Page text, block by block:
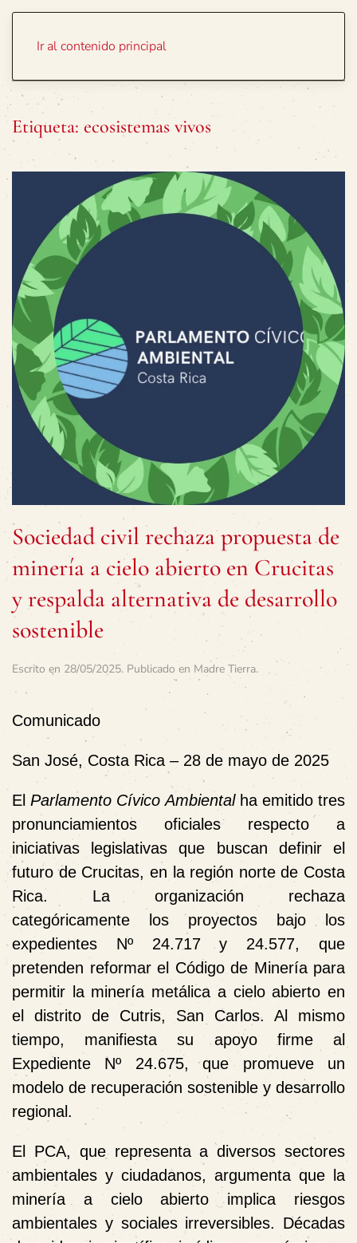
Ir al contenido principal
Etiqueta: ecosistemas vivos
Sociedad civil rechaza propuesta de
minería a cielo abierto en Crucitas
y respalda alternativa de desarrollo
sostenible
Escrito en 28/05/2025. Publicado en Madre Tierra.
Comunicado
San José, Costa Rica – 28 de mayo de 2025
ElParlamento Cívico Ambientalha emitido tres
pronunciamientos oficiales respecto a
iniciativas legislativas que buscan definir el
futuro de Crucitas, en la región norte de Costa
Rica. La organización rechaza
categóricamente los proyectos bajo los
expedientes Nº 24.717 y 24.577, que
pretenden reformar el Código de Minería para
permitir la minería metálica a cielo abierto en
el distrito de Cutris, San Carlos. Al mismo
tiempo, manifiesta su apoyo firme al
Expediente Nº 24.675, que promueve un
modelo de recuperación sostenible y desarrollo
regional.
El PCA, que representa a diversos sectores
ambientales y ciudadanos, argumenta que la
minería a cielo abierto implica riesgos
ambientales y sociales irreversibles. Décadas